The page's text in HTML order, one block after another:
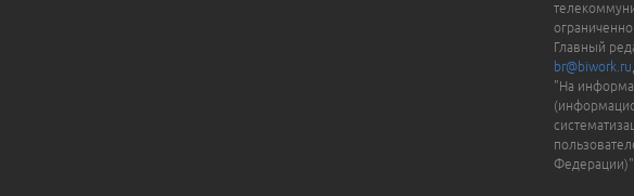
Главный
br@biwork.ru
"На
Федерации)".